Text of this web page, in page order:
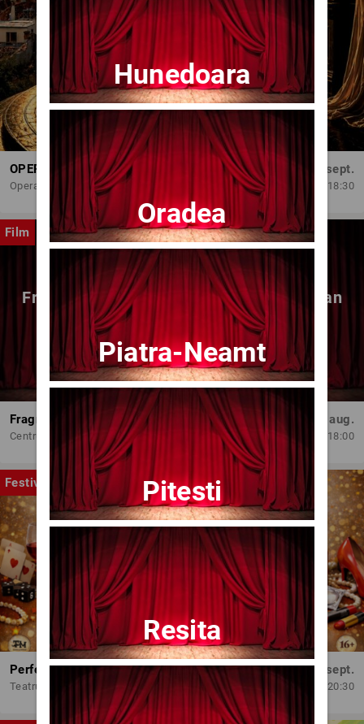
OPERA BRAȘOV ESTIVAL – DANCING SUMMER - SPECTACOL DE BALET
Opera Brasov
Dum, 6 sept.
18:30
Film
Fragmente dintr-un atelier – (regia Bogdan
Mureșanu) – AG
Fragmente dintr-un atelier – (regia Bogdan Mureșanu) – AG
Centrul Internațional de Artă Contemporană - Baia Turcească Iași
Dum, 30 aug.
18:00
Festival
Perfect Necăsătoriți
Teatrul Amzei
Mar, 15 sept.
20:30
Hunedoara
Oradea
Piatra-Neamt
Pitesti
Resita